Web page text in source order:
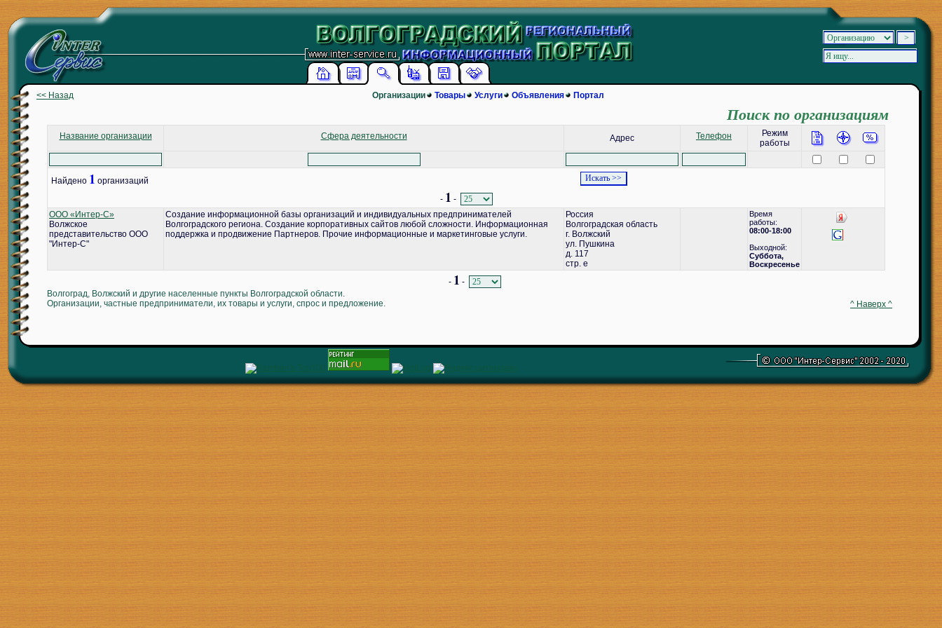
<< Назад Организации Товары Услуги Объявления Портал
Поиск по организациям
Название организации Сфера деятельности Адрес Телефон
Режим
работы
Найдено 1 организаций
- 1 -
ООО «Интер-С»
Волжское
представительство ООО
"Интер-С"
Создание информационной базы организаций и индивидуальных предпринимателей
Волгоградского региона. Создание корпоративных сайтов любой сложности. Информационная
поддержка и продвижение Партнеров. Прочие информационные и маркетинговые услуги.
Россия
Волгоградская область
г. Волжский
ул. Пушкина
д. 117
стр. е
Время
работы:
08:00-18:00
Выходной:
Суббота,
Воскресенье
- 1 -
Волгоград, Волжский и другие населенные пункты Волгоградской области.
Организации, частные предприниматели, их товары и услуги, спрос и предложение.
^ Наверх ^